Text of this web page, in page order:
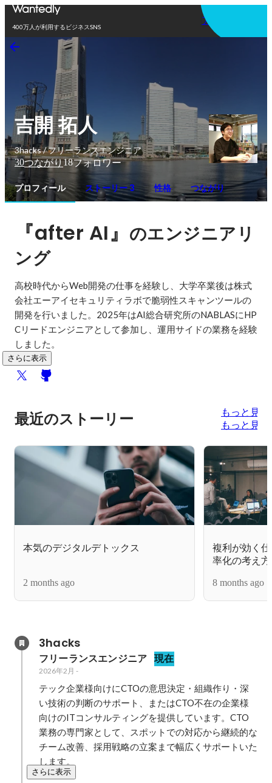
400万人が利用するビジネスSNS
アプリを使う
吉開 拓人
3hacks / フリーランスエンジニア
30つながり18フォロワー
プロフィール ストーリー 3 性格 つながり
『after AI』 のエンジニアリ
ング
高校時代からWeb開発の仕事を経験し、大学卒業後は株式
会社エーアイセキュリティラボで脆弱性スキャンツールの
開発を行いました。2025年はAI総合研究所のNABLASにHP
Cリードエンジニアとして参加し、運用サイドの業務を経験
しました。
さらに表示
最近のストーリー
もっと見る
もっと見る
本気のデジタルデトックス
2 months ago
複利が効く
率化の考え方
8 months ago
3hacks
フリーランスエンジニア 現在
2026年2月 -
テック企業様向けにCTOの意思決定・組織作り・深
い技術の判断のサポート、またはCTO不在の企業様
向けのITコンサルティングを提供しています。CTO
業務の専門家として、スポットでの対応から継続的な
チーム改善、採用戦略の立案まで幅広くサポートいた
します。
さらに表示